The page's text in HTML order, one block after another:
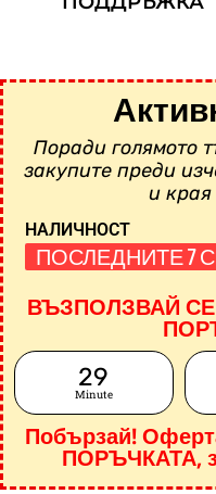
Поради голямото
закупите преди
и
НАЛИЧНОСТ
ПОСЛЕДНИТЕ 7
ВЪЗПОЛЗВАЙ
29
Minute
Побързай!
ПОРЪЧКАТА,